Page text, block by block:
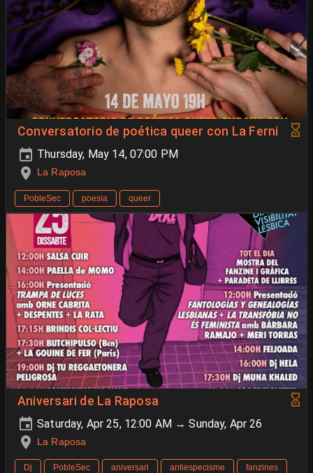
Conversatorio de poética queer con La Ferni
Thursday, May 14, 07:00 PM
La Raposa
PobleSec poesia queer
Aniversari de La Raposa
Saturday, Apr 25, 12:00 AM → Sunday, Apr 26
La Raposa
Dj PobleSec aniversari antiespecisme
fanzines